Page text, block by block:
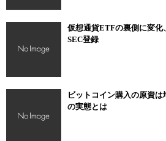
仮想通貨ETFの裏側に変化
SEC登録
ビットコイン購入の原資
の実態とは